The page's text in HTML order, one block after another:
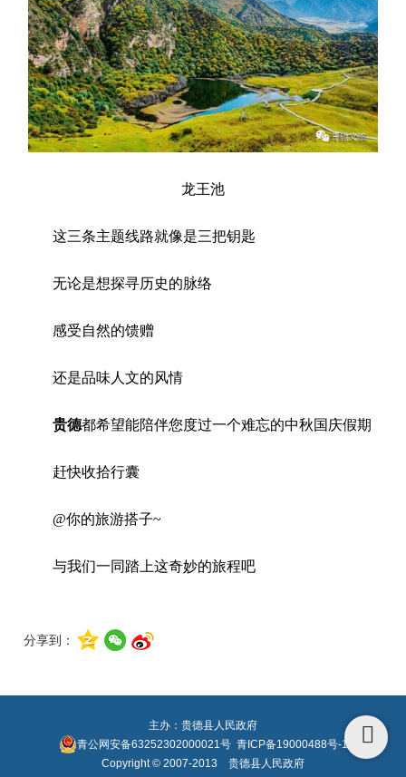
龙王池
这三条主题线路就像是三把钥匙
无论是想探寻历史的脉络
感受自然的馈赠
还是品味人文的风情
贵德都希望能陪伴您度过一个难忘的中秋国庆假期
赶快收拾行囊
@你的旅游搭子~
与我们一同踏上这奇妙的旅程吧
分享到：
主办：贵德县人民政府
青公网安备63252302000021号 青ICP备19000488号-1
Copyright © 2007-2013 贵德县人民政府